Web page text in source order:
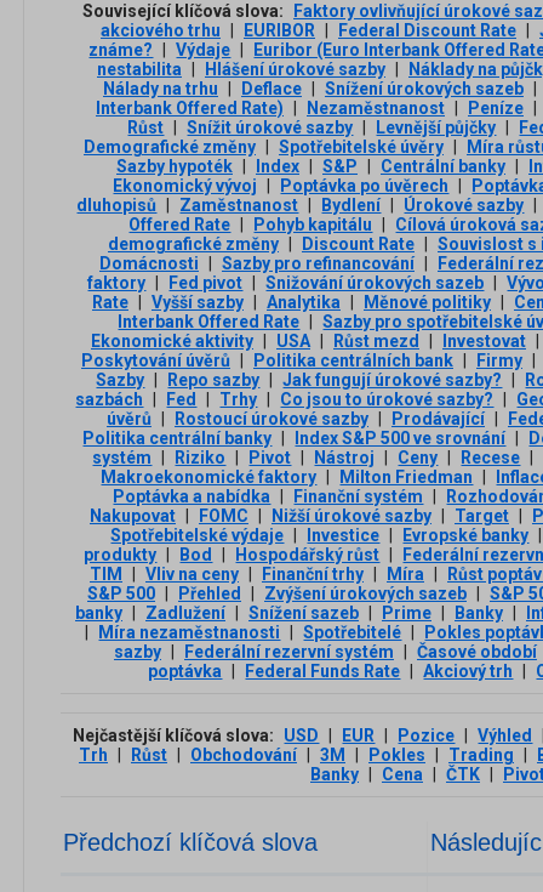
Související klíčová slova:
Faktory ovlivňující úrokové
akciového trhu
EURIBOR Federal Discount Rate
známe?
Výdaje
Euribor (Euro Interbank Offered
nestabilita
Hlášení úrokové sazby
Náklady na
Nálady na trhu
Deflace Snížení úrokových sazeb
Interbank Offered Rate)
Nezaměstnanost Peníze
Růst
Snížit úrokové sazby Levnější půjčky
Demografické změny
Spotřebitelské úvěry
Míra
Sazby hypoték
Index S&P Centrální banky
Ekonomický vývoj
Poptávka po úvěrech
dluhopisů
Zaměstnanost Bydlení Úrokové sazby
Offered Rate
Pohyb kapitálu
Cílová úroková
demografické změny
Discount Rate
Souvislost s
Domácnosti
Sazby pro refinancování
Federální
faktory
Fed pivot Snižování úrokových sazeb
Rate
Vyšší sazby Analytika Měnové politiky
Interbank Offered Rate
Sazby pro spotřebitelské
Ekonomické aktivity
USA Růst mezd Investovat
Poskytování úvěrů
Politika centrálních bank Firmy
Sazby
Repo sazby Jak fungují úrokové sazby?
sazbách
Fed Trhy Co jsou to úrokové sazby?
úvěrů
Rostoucí úrokové sazby Prodávající
Politika centrální banky
Index S&P 500 ve srovnání
systém
Riziko Pivot Nástroj Ceny Recese
Makroekonomické faktory
Milton Friedman
Poptávka a nabídka
Finanční systém
Nakupovat
FOMC Nižší úrokové sazby Target
Spotřebitelské výdaje
Investice Evropské banky
produkty
Bod Hospodářský růst
Federální
TIM
Vliv na ceny Finanční trhy Míra
Růst
S&P 500
Přehled Zvýšení úrokových sazeb
S&P
banky
Zadlužení Snížení sazeb Prime Banky
Míra nezaměstnanosti Spotřebitelé
Pokles
sazby
Federální rezervní systém
Časové období
poptávka
Federal Funds Rate Akciový trh
Nejčastější klíčová slova: USD EUR Pozice Výhled
Trh
Růst Obchodování 3М Pokles Trading
Banky
Cena ČTK
Předchozí klíčová slova